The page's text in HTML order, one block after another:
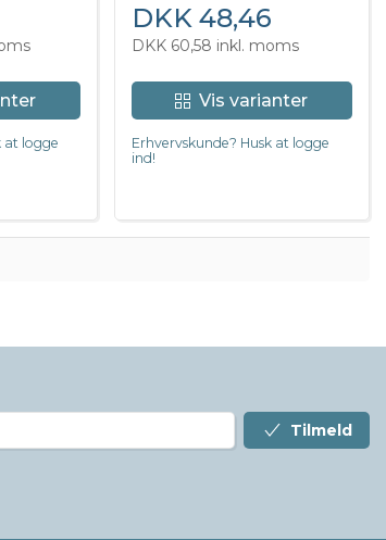
at logge
DKK 48,46
DKK 60,58 inkl. moms
Vis varianter
Erhvervskunde? Husk at logge
ind!
Tilmeld